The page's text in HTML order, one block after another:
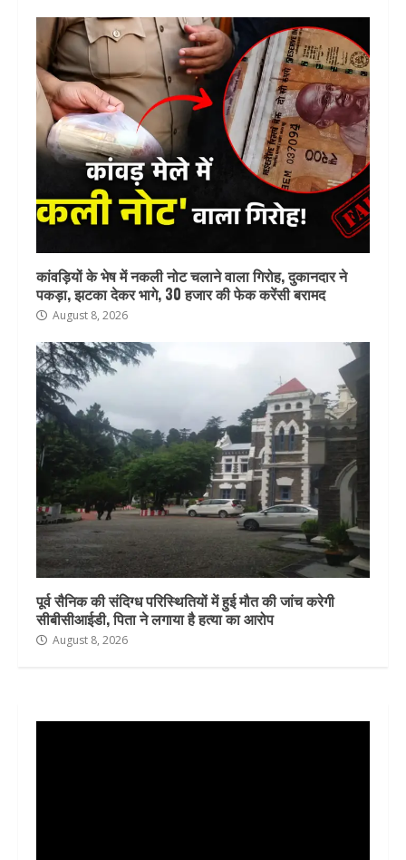
कांवड़ियों के भेष में नकली नोट चलाने वाला गिरोह, दुकानदार ने
पकड़ा, झटका देकर भागे, 30 हजार की फेक करेंसी बरामद
August 8, 2026
पूर्व सैनिक की संदिग्ध परिस्थितियों में हुई मौत की जांच करेगी
सीबीसीआईडी, पिता ने लगाया है हत्या का आरोप
August 8, 2026